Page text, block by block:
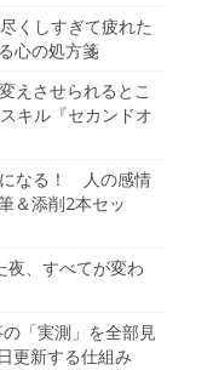
くしすぎて疲れた
心の処方箋
えさせられるとこ
キル『セカンドオ
になる！ 人の感情
＆添削2本セッ
夜、すべてが変わ
「実測」を全部見
更新する仕組み